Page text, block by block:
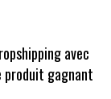
avec
produit gagnant